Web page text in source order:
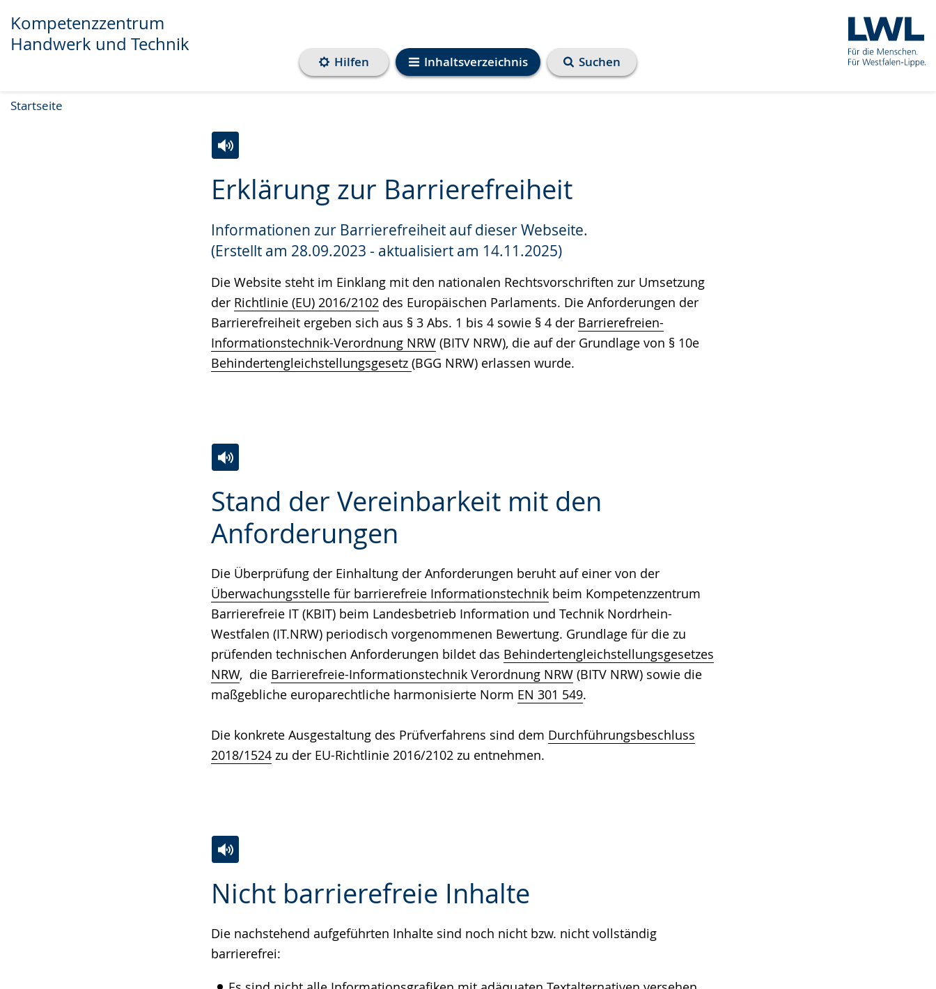
Transkript anzeigen
Abspielen
Pausieren
Kompetenzzentrum
Handwerk und Technik
Inhaltsverzeichnis
Hilfen Suchen
Startseite
Erklärung zur Barrierefreiheit
Informationen zur Barrierefreiheit auf dieser Webseite.
(Erstellt am 28.09.2023 - aktualisiert am 14.11.2025)
Die Website steht im Einklang mit den nationalen Rechtsvorschriften zur Umsetzung
der Richtlinie (EU) 2016/2102 des Europäischen Parlaments. Die Anforderungen der
Barrierefreiheit ergeben sich aus § 3 Abs. 1 bis 4 sowie § 4 der Barrierefreien-
Informationstechnik-Verordnung NRW (BITV NRW), die auf der Grundlage von § 10e
Behindertengleichstellungsgesetz (BGG NRW) erlassen wurde.
Leichten
wechseln.
Audio-
Video
Deutscher
Gebärdensprache
angezeigt.
Stand der Vereinbarkeit mit den
Anforderungen
Die Überprüfung der Einhaltung der Anforderungen beruht auf einer von der
Überwachungsstelle für barrierefreie Informationstechnik beim Kompetenzzentrum
Barrierefreie IT (KBIT) beim Landesbetrieb Information und Technik Nordrhein-
Westfalen (IT.NRW) periodisch vorgenommenen Bewertung. Grundlage für die zu
prüfenden technischen Anforderungen bildet das Behindertengleichstellungsgesetzes
NRW, die Barrierefreie-Informationstechnik Verordnung NRW (BITV NRW) sowie die
maßgebliche europarechtliche harmonisierte Norm EN 301 549.
Die konkrete Ausgestaltung des Prüfverfahrens sind dem Durchführungsbeschluss
2018/1524 zu der EU-Richtlinie 2016/2102 zu entnehmen.
Leichten
Sprache
wechseln.
Audio-
Unterstützung.
Video
in
Deutscher
wird
angezeigt.
Nicht barrierefreie Inhalte
Die nachstehend aufgeführten Inhalte sind noch nicht bzw. nicht vollständig
barrierefrei:
Leichten
wechseln.
Audio-
Video
Deutscher
Gebärdensprache